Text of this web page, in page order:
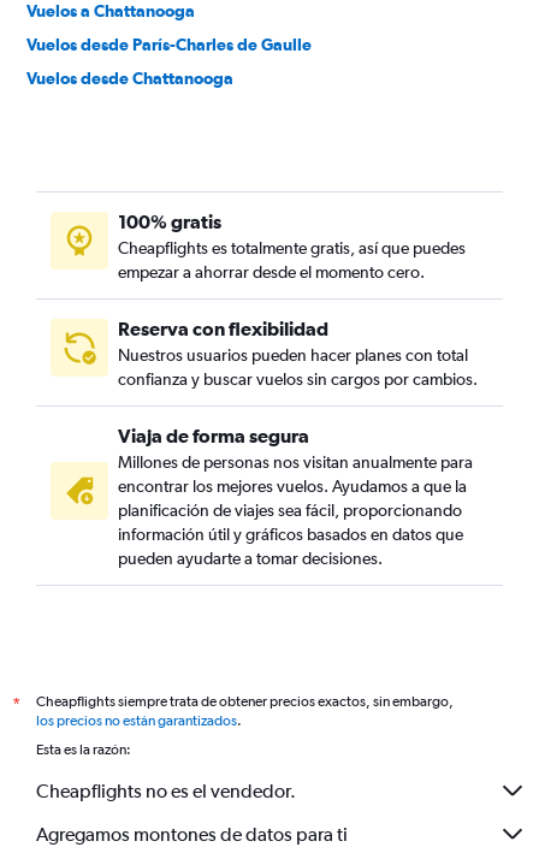
Vuelos a Chattanooga
Vuelos desde París-Charles de Gaulle
Vuelos desde Chattanooga
100% gratis
Cheapflights es totalmente gratis, así que puedes
empezar a ahorrar desde el momento cero.
Reserva con flexibilidad
Nuestros usuarios pueden hacer planes con total
confianza y buscar vuelos sin cargos por cambios.
Viaja de forma segura
Millones de personas nos visitan anualmente para
encontrar los mejores vuelos. Ayudamos a que la
planificación de viajes sea fácil, proporcionando
información útil y gráficos basados en datos que
pueden ayudarte a tomar decisiones.
*
Cheapflights siempre trata de obtener precios exactos, sin embargo,
los precios no están garantizados.
Esta es la razón:
Cheapflights no es el vendedor.
Agregamos montones de datos para ti